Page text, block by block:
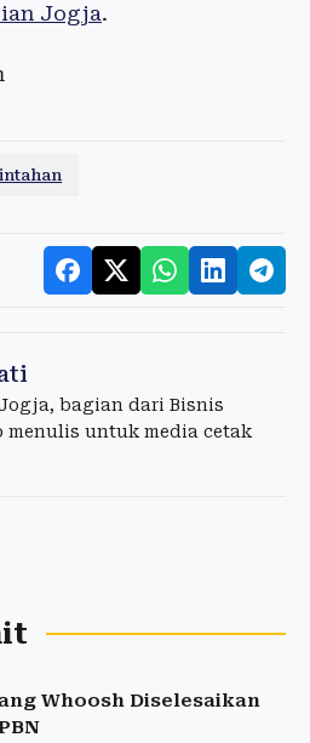
Jogja.
bagian dari Bisnis
menulis untuk media cetak
Whoosh Diselesaikan